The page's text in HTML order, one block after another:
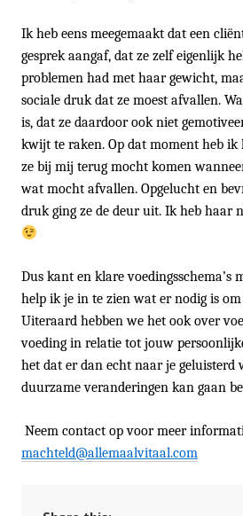
Ik heb eens meegemaakt dat een
gesprek aangaf, dat ze zelf eigenlijk
problemen had met haar gewicht,
sociale druk dat ze moest afvallen.
is, dat ze daardoor ook niet
kwijt te raken. Op dat moment heb ik
ze bij mij terug mocht komen
wat mocht afvallen. Opgelucht en
druk ging ze de deur uit. Ik heb haar
Dus kant en klare voedingsschema’s
help ik je in te zien wat er nodig is
Uiteraard hebben we het ook over
voeding in relatie tot jouw
het dat er dan echt naar je geluisterd
duurzame veranderingen kan gaan
Neem contact op voor meer
machteld@allemaalvitaal.com